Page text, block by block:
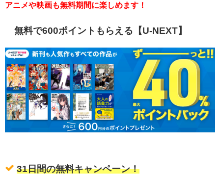
アニメや映画も無料期間に楽しめます！
無料で600ポイントもらえる【U-NEXT】
31日間の無料キャンペーン！